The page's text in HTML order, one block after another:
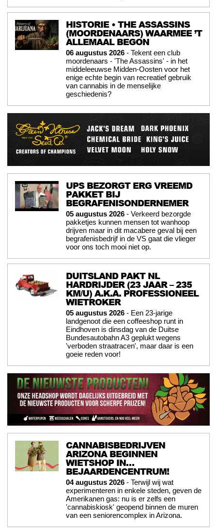
HISTORIE • THE ASSASSINS
(MOORDENAARS) WAARMEE ’T
ALLEMAAL BEGON
06 augustus 2026 - Tekent een club
moordenaars - 'The Assassins' - in het
middeleeuwse Midden-Oosten voor het
enige echte begin van recreatief gebruik
van cannabis in de menselijke
geschiedenis?
UPS BEZORGT ERG VREEMD
PAKKET BIJ
BEGRAFENISONDERNEMER
05 augustus 2026 - Verkeerd bezorgde
pakketjes kunnen mensen tot wanhoop
drijven maar in dit macabere geval bij een
begrafenisbedrijf in de VS gaat die vlieger
voor ons toch mooi niet op.
DUITSLAND PAKT NL
HARDRIJDER (23 JAAR – 235
KM/U) A.K.A. PROFESSIONEEL
WIETROKER
05 augustus 2026 - Een 23-jarige
landgenoot die een coffeeshop runt in
Eindhoven is dinsdag van de Duitse
Bundesautobahn A3 geplukt wegens
'verboden straatracen', maar daar is een
goeie reden voor!
CANNABISBEDRIJVEN
ARIZONA BEGINNEN
WIETSHOP IN…
BEJAARDENCENTRUM!
04 augustus 2026 - Terwijl wij wat
experimenteren in enkele steden, geven de
Amerikanen gas: nu is er zelfs een
'cannabiskiosk' geopend binnen de muren
van een seniorencomplex in Arizona.